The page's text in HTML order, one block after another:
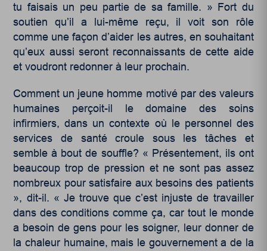
tu faisais un peu partie de sa famille. » Fort du
soutien qu’il a lui-même reçu, il voit son rôle
comme une façon d’aider les autres, en souhaitant
qu’eux aussi seront reconnaissants de cette aide
et voudront redonner à leur prochain.
Comment un jeune homme motivé par des valeurs
humaines perçoit-il le domaine des soins
infirmiers, dans un contexte où le personnel des
services de santé croule sous les tâches et
semble à bout de souffle? « Présentement, ils ont
beaucoup trop de pression et ne sont pas assez
nombreux pour satisfaire aux besoins des patients
», dit-il. « Je trouve que c’est injuste de travailler
dans des conditions comme ça, car tout le monde
a besoin de gens pour les soigner, leur donner de
la chaleur humaine, mais le gouvernement a de la